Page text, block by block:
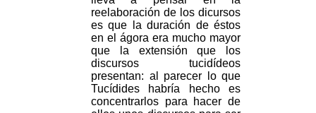
reelaboración de los dicursos
es que la duración de éstos
en el ágora era mucho mayor
que la extensión que los
discursos tucidídeos
presentan: al parecer lo que
Tucídides habría hecho es
concentrarlos para hacer de